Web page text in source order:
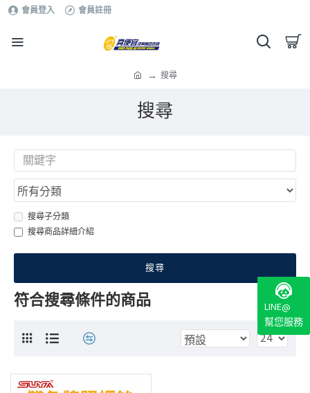
會員登入 會員註冊
搜尋
搜尋
搜尋子分類
搜尋商品詳細介紹
搜尋
符合搜尋條件的商品
LINE@
幫您服務